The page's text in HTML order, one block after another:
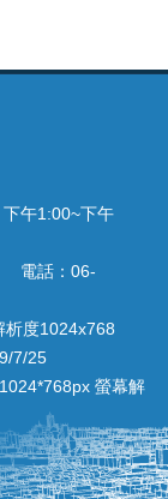
午1:00~下午
電話：06-
析度1024x768
7/25
螢幕解
覽環境